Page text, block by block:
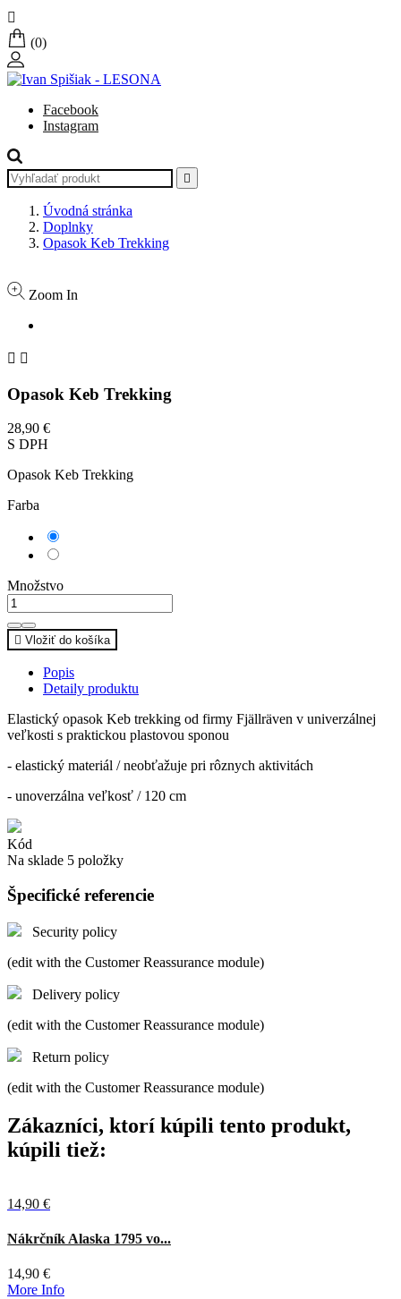

(0)
Facebook
Instagram

Úvodná stránka
Doplnky
Opasok Keb Trekking
Zoom In
 
Opasok Keb Trekking
28,90 €
S DPH
Opasok Keb Trekking
Farba
Množstvo
 Vložiť do košíka
Popis
Detaily produktu
Elastický opasok Keb trekking od firmy Fjällräven v univerzálnej
veľkosti s praktickou plastovou sponou
- elastický materiál / neobťažuje pri rôznych aktivitách
- unoverzálna veľkosť / 120 cm
Kód
Na sklade 5 položky
Špecifické referencie
Security policy
(edit with the Customer Reassurance module)
Delivery policy
(edit with the Customer Reassurance module)
Return policy
(edit with the Customer Reassurance module)
Zákazníci, ktorí kúpili tento produkt,
kúpili tiež:
14,90 €
Biela
Nákrčník Alaska 1795 vo...
14,90 €
More Info